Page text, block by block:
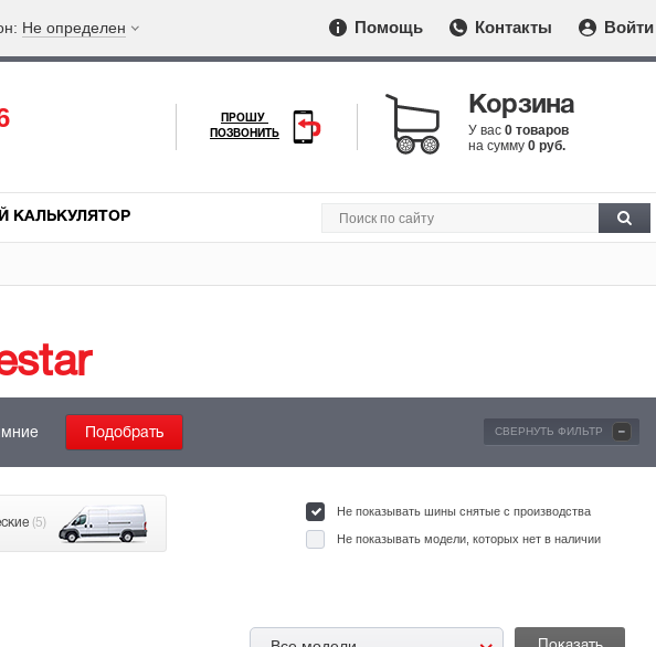
Не определен Помощь Контакты Войти
ПРОШУ
ПОЗВОНИТЬ
Корзина
У вас 0 товаров
на сумму 0 руб.
КАЛЬКУЛЯТОР
СВЕРНУТЬ ФИЛЬТР -
(5)
Не показывать шины снятые с производства
Не показывать модели, которых нет в наличии